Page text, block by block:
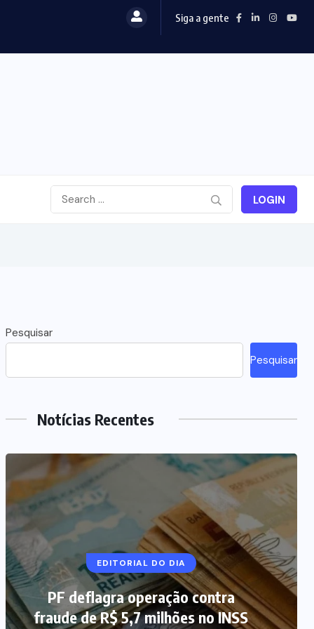
Siga a gente
LOGIN
Pesquisar
Pesquisar
Notícias Recentes
EDITORIAL DO DIA
PF deflagra operação contra
fraude de R$ 5,7 milhões no INSS
NOTÍCIAS DO BRASIL
Mega-Sena 3.041 acumula, e
prêmio estimado chega a R$ 165